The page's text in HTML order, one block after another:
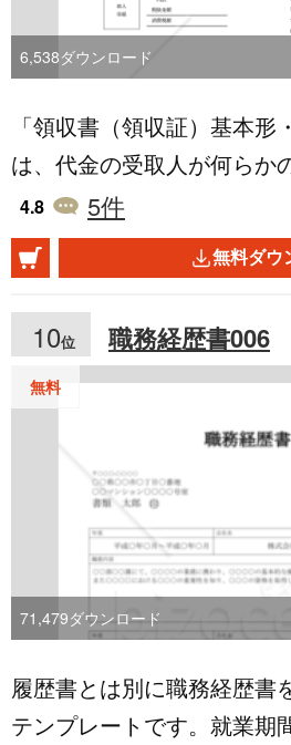
ail/547210/ https://
47182/
6,538ダウンロード
「領収書（領収証）基本
は、代金の受取人が何らか
受け取った証明書類として
の様式で書かれたものは「
方で店名や購入品の詳細が
シート」として扱われる場
テンプレートは、特にビジ
の確認や経理の管理、税務
なシーンで役立ちます。例
イアントとの金銭のやり取
め、あるいは経費精算の際
て、領収書は欠かせない存
た、これにより二重請求の
歴の管理が可能となります
無料です。
4.8 5件
無料ダウ
10位 職務経歴書006
無料
71,479ダウンロード
履歴書とは別に職務経歴書
テンプレートです。就業期